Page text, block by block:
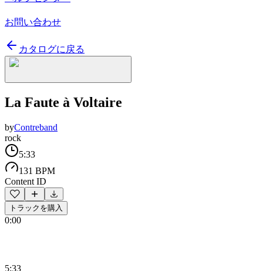
お問い合わせ
カタログに戻る
La Faute à Voltaire
byContreband
rock
5:33
131 BPM
Content ID
トラックを購入
0:00
5:33